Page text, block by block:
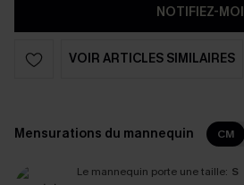
NOTIFIEZ-MOI
VOIR ARTICLES SIMILAIRES
Mensurations du mannequin CM
Le mannequin porte une taille: S